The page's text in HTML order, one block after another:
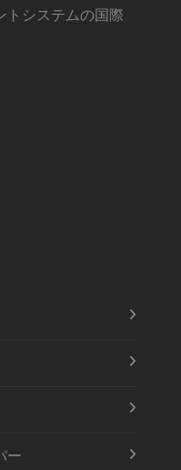
トシステムの国際
ー